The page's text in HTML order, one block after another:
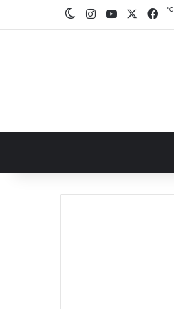
℃ فيسبوك‫YouTube
انستقرامالوضع المظلم